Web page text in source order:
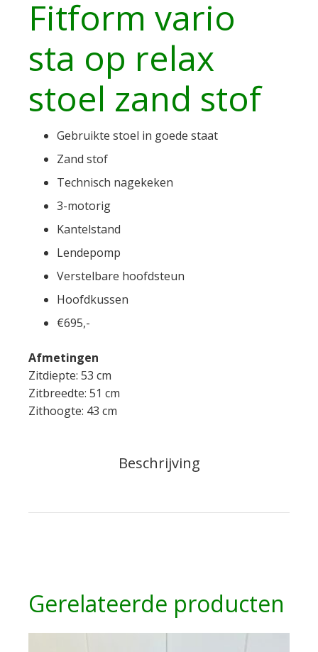
Fitform vario
sta op relax
stoel zand stof
Gebruikte stoel in goede staat
Zand stof
Technisch nagekeken
3-motorig
Kantelstand
Lendepomp
Verstelbare hoofdsteun
Hoofdkussen
€695,-
Afmetingen
Zitdiepte: 53 cm
Zitbreedte: 51 cm
Zithoogte: 43 cm
Beschrijving
Gerelateerde producten